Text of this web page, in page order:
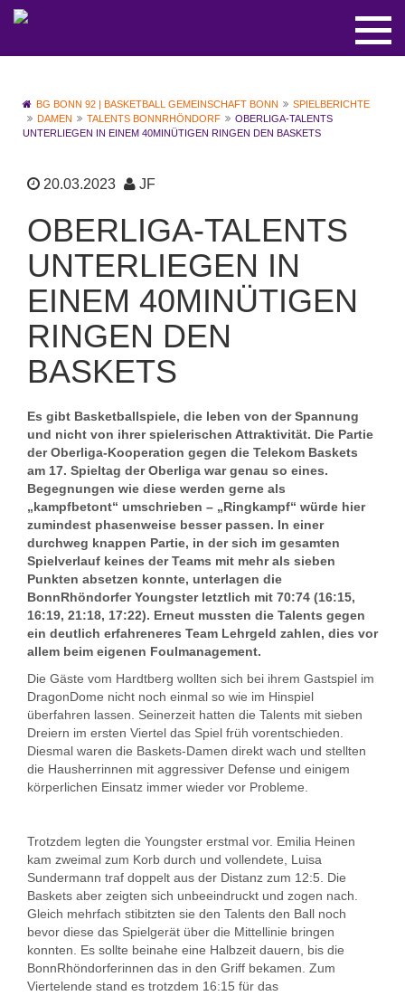
BG BONN 92 | BASKETBALL GEMEINSCHAFT BONN
SPIELBERICHTE
DAMEN
TALENTS BONNRHÖNDORF
OBERLIGA-TALENTS
UNTERLIEGEN IN EINEM 40MINÜTIGEN RINGEN DEN BASKETS
20.03.2023 JF
OBERLIGA-TALENTS
UNTERLIEGEN IN
EINEM 40MINÜTIGEN
RINGEN DEN
BASKETS
Es gibt Basketballspiele, die leben von der Spannung
und nicht von ihrer spielerischen Attraktivität. Die Partie
der Oberliga-Kooperation gegen die Telekom Baskets
am 17. Spieltag der Oberliga war genau so eines.
Begegnungen wie diese werden gerne als
„kampfbetont“ umschrieben – „Ringkampf“ würde hier
zumindest phasenweise besser passen. In einer
durchweg knappen Partie, in der sich im gesamten
Spielverlauf keines der Teams mit mehr als sieben
Punkten absetzen konnte, unterlagen die
BonnRhöndorfer Youngster letztlich mit 70:74 (16:15,
16:19, 21:18, 17:22). Erneut mussten die Talents gegen
ein deutlich erfahreneres Team Lehrgeld zahlen, dies vor
allem beim eigenen Foulmanagement.
Die Gäste vom Hardtberg wollten sich bei ihrem Gastspiel im
DragonDome nicht noch einmal so wie im Hinspiel
überfahren lassen. Seinerzeit hatten die Talents mit sieben
Dreiern im ersten Viertel das Spiel früh vorentschieden.
Diesmal waren die Baskets-Damen direkt wach und stellten
die Hausherrinnen mit aggressiver Defense und einigem
körperlichen Einsatz immer wieder vor Probleme.
Trotzdem legten die Youngster erstmal vor. Emilia Heinen
kam zweimal zum Korb durch und vollendete, Luisa
Sundermann traf doppelt aus der Distanz zum 12:5. Die
Baskets aber zeigten sich unbeeindruckt und zogen nach.
Gleich mehrfach stibitzten sie den Talents den Ball noch
bevor diese das Spielgerät über die Mittellinie bringen
konnten. Es sollte beinahe eine Halbzeit dauern, bis die
BonnRhöndorferinnen das in den Griff bekamen. Zum
Viertelende stand es trotzdem 16:15 für das